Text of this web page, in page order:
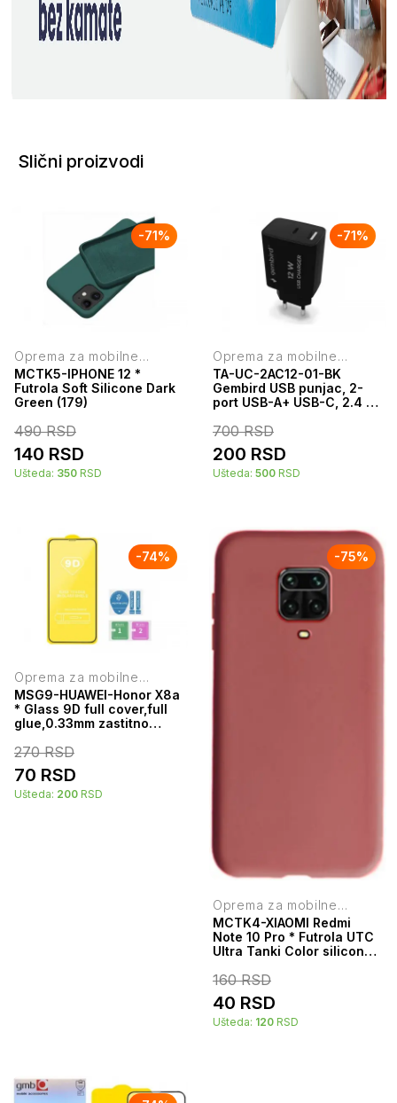
Slični proizvodi
-71%
Oprema za mobilne
telefone
MCTK5-IPHONE 12 *
Futrola Soft Silicone Dark
Green (179)
490RSD
140 RSD
Ušteda: 350 RSD
-71%
Oprema za mobilne
telefone
TA-UC-2AC12-01-BK
Gembird USB punjac, 2-
port USB-A+ USB-C, 2.4 A,
700RSD
200 RSD
Ušteda: 500 RSD
-74%
Oprema za mobilne
telefone
MSG9-HUAWEI-Honor X8a
* Glass 9D full cover,full
glue,0.33mm zastitno
270RSD
70 RSD
Ušteda: 200 RSD
-75%
Oprema za mobilne
telefone
MCTK4-XIAOMI Redmi
Note 10 Pro * Futrola UTC
Ultra Tanki Color silicone
160RSD
40 RSD
Ušteda: 120 RSD